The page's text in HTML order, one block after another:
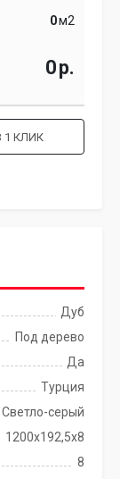
м2
р.
1 КЛИК
Дуб
Под дерево
Да
Турция
Светло-серый
1200х192,5х8
8